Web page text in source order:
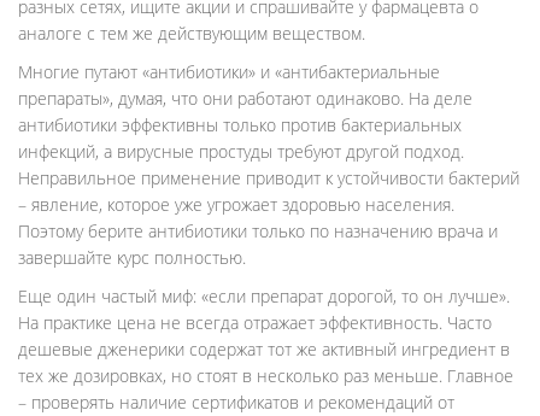
разных сетях, ищите акции и спрашивайте у фармацевта о
аналоге с тем же действующим веществом.
Многие путают «антибиотики» и «антибактериальные
препараты», думая, что они работают одинаково. На деле
антибиотики эффективны только против бактериальных
инфекций, а вирусные простуды требуют другой подход.
Неправильное применение приводит к устойчивости бактерий
– явление, которое уже угрожает здоровью населения.
Поэтому берите антибиотики только по назначению врача и
завершайте курс полностью.
Еще один частый миф: «если препарат дорогой, то он лучше».
На практике цена не всегда отражает эффективность. Часто
дешевые дженерики содержат тот же активный ингредиент в
тех же дозировках, но стоят в несколько раз меньше. Главное
– проверять наличие сертификатов и рекомендаций от